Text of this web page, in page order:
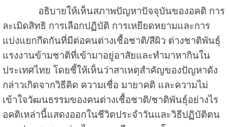
อธิบายให้เห็นสภาพปัญหาปัจจุบันของอคติ การ
ละเมิดสิทธิ การเลือกปฏิบัติ การเหยียดหยามและการ
แบ่งแยกกีดกันที่มีต่อคนต่างเชื้อชาติ/สีผิว ต่างชาติพันธุ์
แรงงานข้ามชาติที่เข้ามาอยู่อาสัยและทำมาหากินใน
ประเทศไทย โดยชี้ให้เห็นว่าสาเหตุสำคัญของปัญหาดัง
กล่าวเกิดจากวิธีคิด ความเชื่อ มายาคติ และความไม่
เข้าใจวัฒนธรรมของคนต่างเชื้อชาติ/ชาติพันธุ์อย่างไร
อคติเหล่านี้แสดงออกในชีวิตประจำวันและวิธีปฏิบัติตน